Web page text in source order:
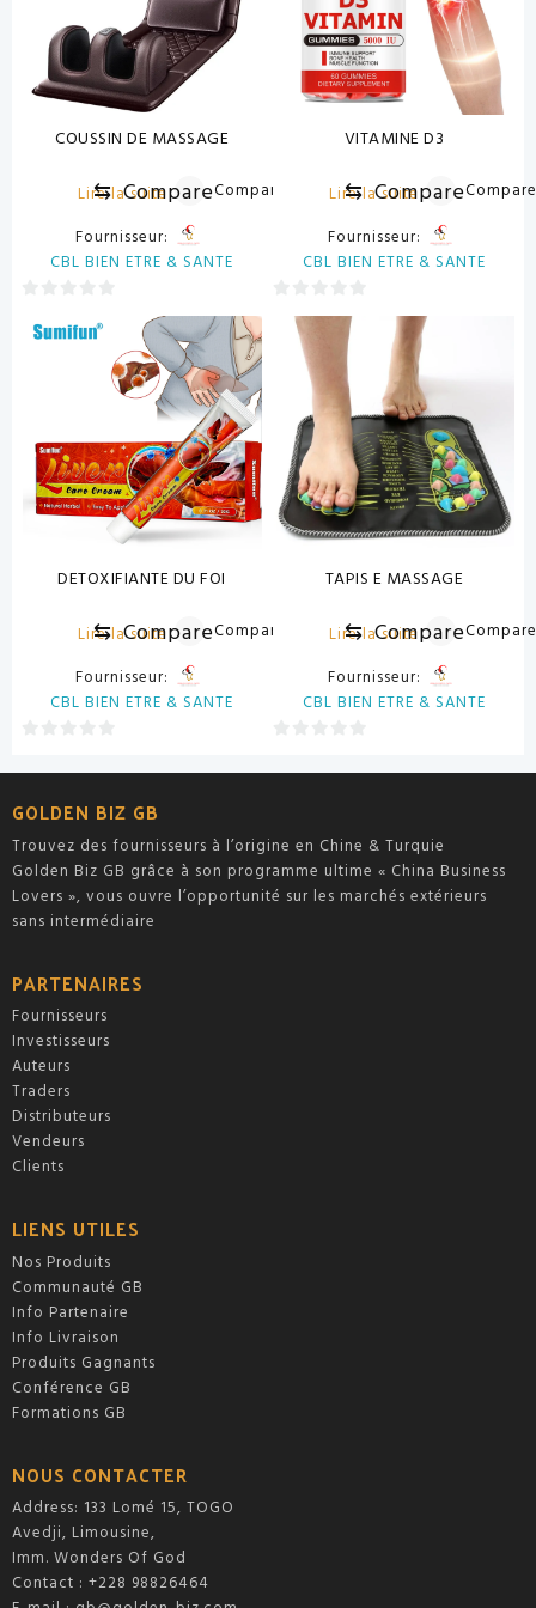
COUSSIN DE MASSAGE
Lire la suite
⇆ CompareCompare
Fournisseur:
CBL BIEN ETRE & SANTE
sur
VITAMINE D3
Lire la suite
⇆ Compare
Fournisseur:
CBL BIEN ETRE & SANTE
sur
DETOXIFIANTE DU FOI
Lire la suite
⇆ CompareCompare
Fournisseur:
CBL BIEN ETRE & SANTE
sur
TAPIS E MASSAGE
Lire la suite
⇆ Compare
Fournisseur:
CBL BIEN ETRE & SANTE
sur
GOLDEN BIZ GB
Trouvez des fournisseurs à l’origine en Chine & Turquie
Golden Biz GB grâce à son programme ultime « China Business
Lovers », vous ouvre l’opportunité sur les marchés extérieurs
sans intermédiaire
PARTENAIRES
Fournisseurs
Investisseurs
Auteurs
Traders
Distributeurs
Vendeurs
Clients
LIENS UTILES
Nos Produits
Communauté GB
Info Partenaire
Info Livraison
Produits Gagnants
Conférence GB
Formations GB
NOUS CONTACTER
Address: 133 Lomé 15, TOGO
Avedji, Limousine,
Imm. Wonders Of God
Contact : +228 98826464